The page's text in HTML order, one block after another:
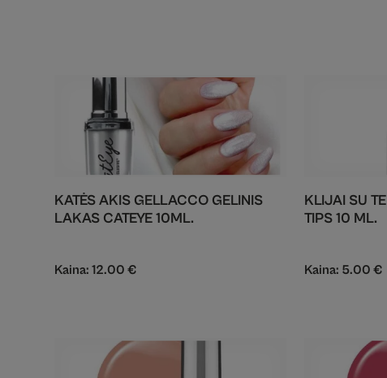
KATĖS AKIS GELLACCO GELINIS
LAKAS CATEYE 10ML.
Kaina:12.00€
KLIJAI SU
TIPS 10 ML.
Kaina: 5.00€